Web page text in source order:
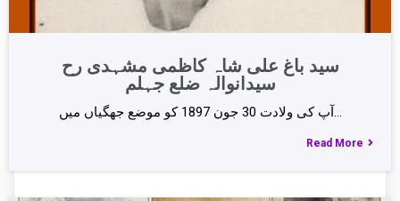
سید باغ علی شاہ کاظمی مشہدی رح
سیدانوالہ ضلع جہلم
Read More